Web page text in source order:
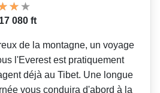
080 ft
de la montagne, un voyage
l'Everest est pratiquement
déjà au Tibet. Une longue
vous conduira d'abord à la